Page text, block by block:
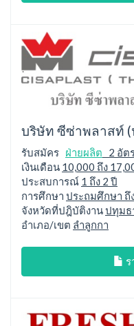
บริษัท ซีซ่าพลาสท์ (
รับสมัคร ฝ่ายผลิต 2 อัต
เงินเดือน 10,000 ถึง
ประสบการณ์ 1 ถึง 2 ปี
การศึกษา ประถมศึกษา ถึ
จังหวัดที่ปฎิบัติงานปทุมธ
อำเภอ/เขต ลำลูกกา